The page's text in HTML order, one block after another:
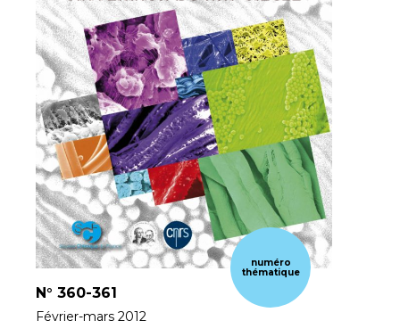
numéro
thématique
N° 360-361
Février-mars 2012